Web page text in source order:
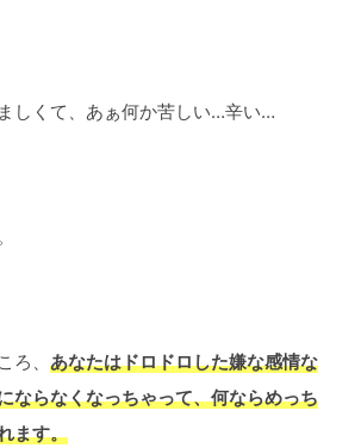
しくて、あぁ何か苦しい…辛い…
ろ、あなたはドロドロした嫌な感情な
ならなくなっちゃって、何ならめっち
ます。